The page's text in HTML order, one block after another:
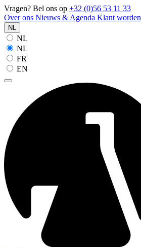
Vragen? Bel ons op +32 (0)56 53 11 33
Over ons Nieuws & Agenda Klant worden
NL
NL
NL
FR
EN